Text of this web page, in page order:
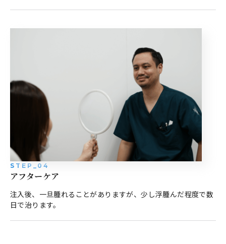
STEP_04
アフターケア
注入後、一旦腫れることがありますが、少し浮腫んだ程度で数
日で治ります。